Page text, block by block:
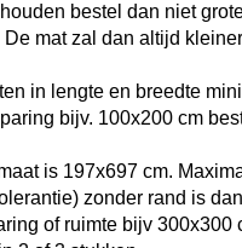
bestel dan niet
De mat zal dan altijd
in lengte en breedte
bijv. 100x200 cm
is 197x697 cm.
zonder rand is
of ruimte bijv 300x300